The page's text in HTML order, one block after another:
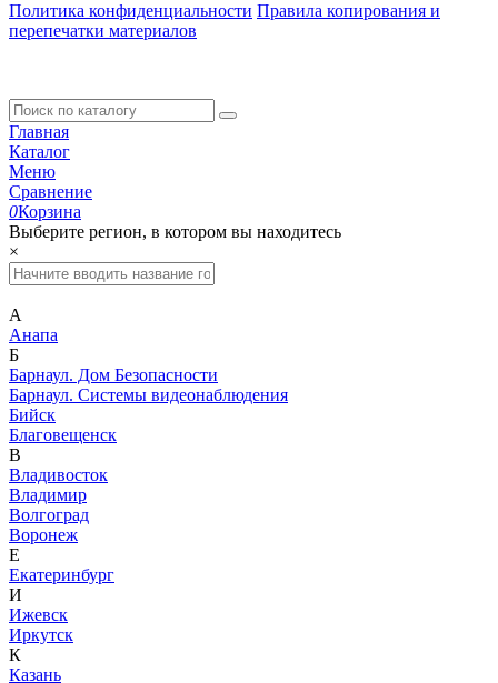
Политика конфиденциальности Правила копирования и
перепечатки материалов
Главная
Каталог
Меню
Сравнение
0Корзина
Выберите регион, в котором вы находитесь
×
А
Анапа
Б
Барнаул. Дом Безопасности
Барнаул. Системы видеонаблюдения
Бийск
Благовещенск
В
Владивосток
Владимир
Волгоград
Воронеж
Е
Екатеринбург
И
Ижевск
Иркутск
К
Казань